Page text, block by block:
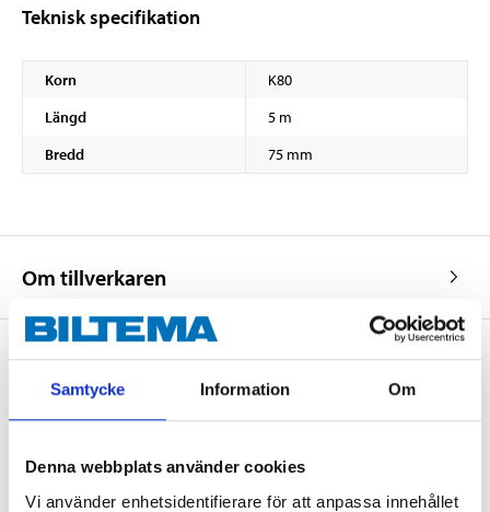
Samtycke Information Om
Denna webbplats använder cookies
Vi använder enhetsidentifierare för att anpassa innehållet
Teknisk specifikation
Korn
K80
Längd
5 m
Bredd
75 mm
Om tillverkaren
tjänsten och våra villkor.